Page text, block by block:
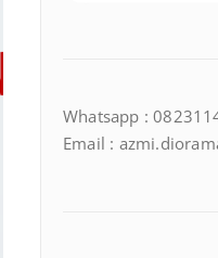
Whatsapp :
Email :